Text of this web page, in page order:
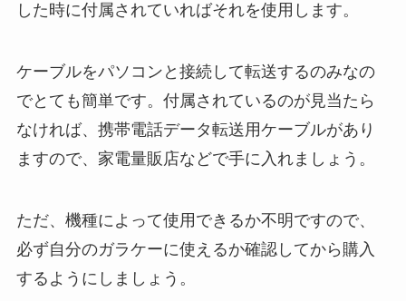
した時に付属されていればそれを使用します。
ケーブルをパソコンと接続して転送するのみなの
でとても簡単です。 付属されているのが見当たら
なければ、 携帯電話データ転送用ケーブルがあり
ますので、 家電量販店などで手に入れましょう。
ただ、機種によって使用できるか不明ですので、
必ず自分のガラケーに使えるか確認してから購入
するようにしましょう。